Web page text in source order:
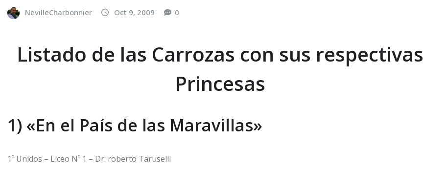
NevilleCharbonnier Oct 9, 2009 0
Listado de las Carrozas con sus respectivas
Princesas
1) «En el País de las Maravillas»
1º Unidos – Liceo Nº 1 – Dr. roberto Taruselli